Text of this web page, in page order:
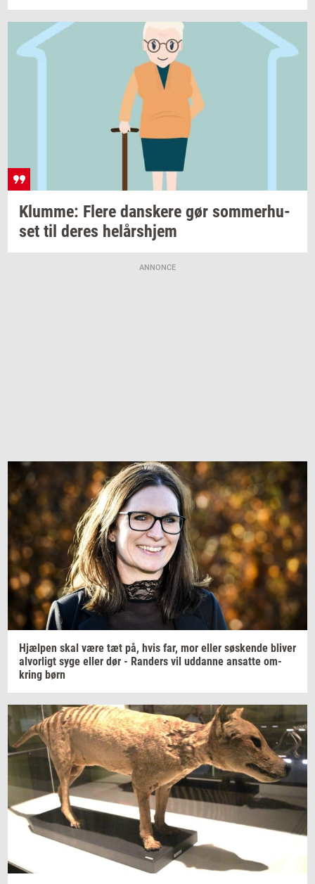
Klum­me: Flere dan­ske­re gør som­mer­hu­
set til deres helårs­hjem
ANNONCE
Hjæl­pen skal være tæt på, hvis far, mor eller sø­sken­de bli­ver
al­vor­ligt syge eller dør - Ran­ders vil ud­dan­ne an­sat­te om­
kring børn